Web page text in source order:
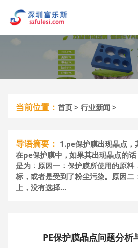
当前位置：首页>行业新闻>
导语摘要： 1.pe保护膜出现晶点，
在pe保护膜中，如果其出现晶点的话
是为：原因一：保护膜所使用的原料
标，或者是受到了粉尘污染。原因二
上，没有选择...
PE保护膜晶点问题分析